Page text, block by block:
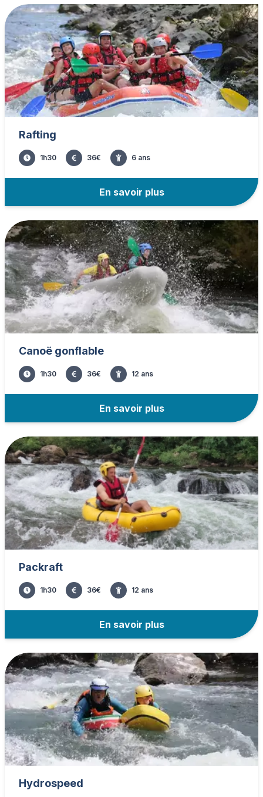
Rafting
1h30 36€ 6 ans
En savoir plus
Canoë gonflable
1h30 36€ 12 ans
En savoir plus
Packraft
1h30 36€ 12 ans
En savoir plus
Hydrospeed